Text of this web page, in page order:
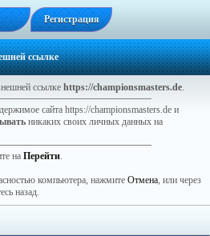
Регистрация
ссылке
ссылке https://championsmasters.de.
сайта https://championsmasters.de и
никаких своих личных данных на
на Перейти.
компьютера, нажмите Отмена, или через
назад.